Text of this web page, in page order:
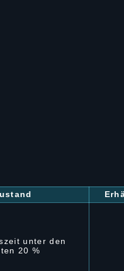
unter den
20 %